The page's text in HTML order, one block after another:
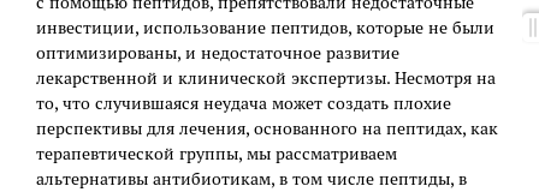
инвестиции, использование пептидов, которые не были
оптимизированы, и недостаточное развитие
лекарственной и клинической экспертизы. Несмотря на
то, что случившаяся неудача может создать плохие
перспективы для лечения, основанного на пептидах, как
терапевтической группы, мы рассматриваем
альтернативы антибиотикам, в том числе пептиды, в